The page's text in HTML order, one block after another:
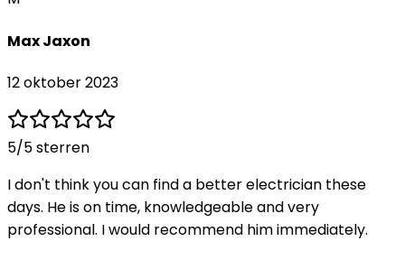
Max Jaxon
12 oktober 2023
5/5 sterren
I don't think you can find a better electrician these
days. He is on time, knowledgeable and very
professional. I would recommend him immediately.